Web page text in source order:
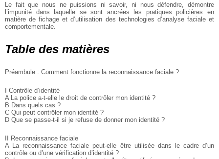
Le fait que nous ne puissions ni savoir, ni nous défendre, démontre
l’impunité dans laquelle se sont ancrées les pratiques policières en
matière de fichage et d’utilisation des technologies d’analyse faciale et
comportementale.
Table des matières
Préambule : Comment fonctionne la reconnaissance faciale ?
I Contrôle d’identité
A La police a-t-elle le droit de contrôler mon identité ?
B Dans quels cas ?
C Qui peut contrôler mon identité ?
D Que se passe-t-il si je refuse de donner mon identité ?
II Reconnaissance faciale
A La reconnaissance faciale peut-elle être utilisée dans le cadre d’un
contrôle ou d’une vérification d’identité ?